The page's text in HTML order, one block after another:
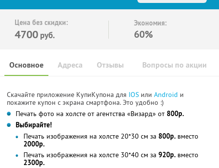
Цена без скидки:
4700 руб.
Экономия:
60%
Основное Отзывы Вопросы по акции
Адреса
Скачайте приложение КупиКупона для IOS или Android и
покажите купон с экрана смартфона. Это удобно :)
Печать фото на холсте от агентства «Визард» от 800р.
Выбирайте!
Печать изображения на холсте 20*30 см за 800р. вместо
2000р.
Печать изображения на холсте 30*40 см за 920р. вместо
2300р.